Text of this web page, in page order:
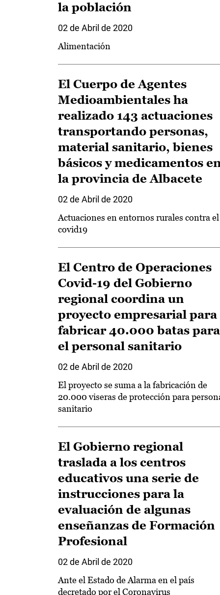
la población
02 de Abril de 2020
Alimentación
El Cuerpo de Agentes
Medioambientales ha
realizado 143 actuaciones
transportando personas,
material sanitario, bienes
básicos y medicamentos
la provincia de Albacete
02 de Abril de 2020
Actuaciones en entornos rurales contra el
covid19
El Centro de Operaciones
Covid-19 del Gobierno
regional coordina un
proyecto empresarial para
fabricar 40.000 batas para
el personal sanitario
02 de Abril de 2020
El proyecto se suma a la fabricación de
20.000 viseras de protección para
sanitario
El Gobierno regional
traslada a los centros
educativos una serie de
instrucciones para la
evaluación de algunas
enseñanzas de Formación
Profesional
02 de Abril de 2020
Ante el Estado de Alarma en el país
decretado por el Coronavirus